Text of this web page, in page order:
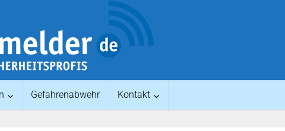
Gefahrenabwehr Kontakt